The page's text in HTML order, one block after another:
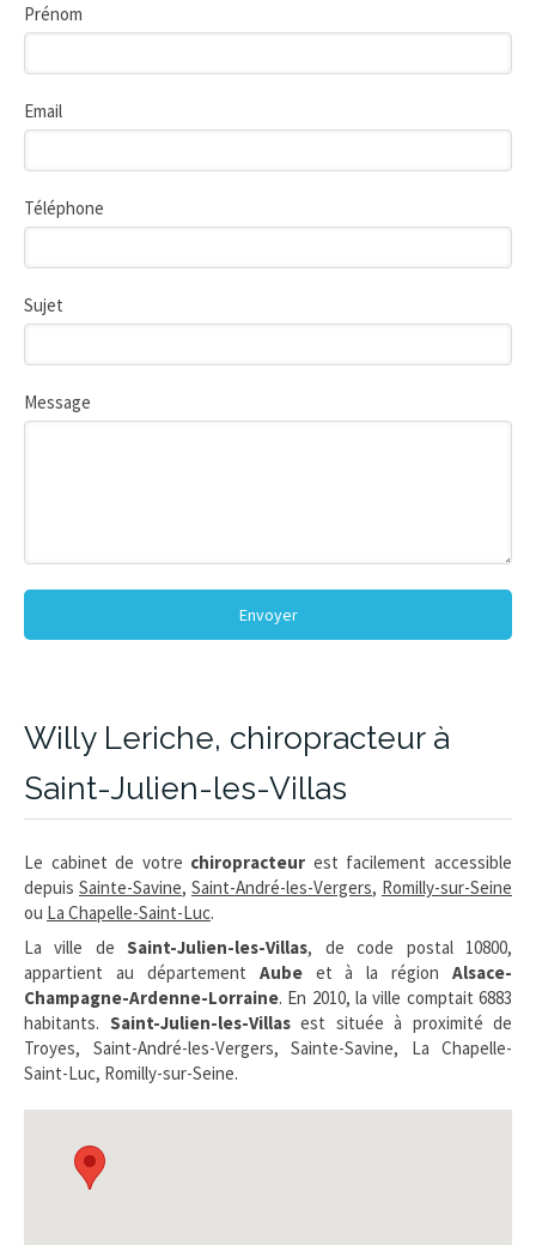
Prénom
Email
Téléphone
Sujet
Message
Envoyer
Willy Leriche, chiropracteur à
Saint-Julien-les-Villas
Le cabinet de votre chiropracteur est facilement accessible
depuis Sainte-Savine, Saint-André-les-Vergers, Romilly-sur-Seine
ou La Chapelle-Saint-Luc.
La ville deSaint-Julien-les-Villas, de code postal 10800,
appartient au département Aubeet à la région Alsace-
Champagne-Ardenne-Lorraine. En 2010, la ville comptait 6883
habitants. Saint-Julien-les-Villasest située à proximité de
Troyes, Saint-André-les-Vergers, Sainte-Savine, La Chapelle-
Saint-Luc, Romilly-sur-Seine.